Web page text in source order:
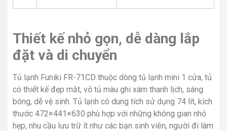
Thiết kế nhỏ gọn, dễ dàng lắp
đặt và di chuyển
Tủ lạnh Funiki FR-71CD thuộc dòng tủ lạnh mini 1 cửa, tủ
có thiết kế đẹp mắt, vỏ tủ màu ghi xám thanh lịch, sáng
bóng, dễ vệ sinh. Tủ lạnh có dung tích sử dụng 74 lít, kích
thước 472×441×630 phù hợp với những không gian nhỏ
hẹp, nhu cầu lưu trữ ít như các bạn sinh viên, người đi làm